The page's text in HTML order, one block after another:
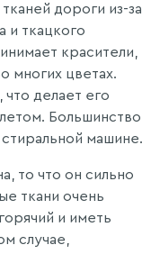
дороги из-за
и ткацкого
красители,
многих цветах.
что делает его
Большинство
машине.
то что он сильно
ткани очень
и иметь
случае,